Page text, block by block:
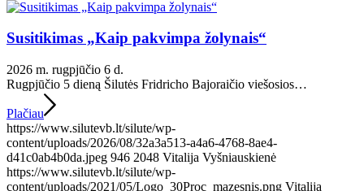
Susitikimas „Kaip pakvimpa žolynais“
2026 m. rugpjūčio 6 d.
Rugpjūčio 5 dieną Šilutės Fridricho Bajoraičio viešosios…
Plačiau
https://www.silutevb.lt/silute/wp-
content/uploads/2026/08/32a3a513-a4a6-4768-8ae4-
d41c0ab4b0da.jpeg 946 2048 Vitalija Vyšniauskienė
https://www.silutevb.lt/silute/wp-
content/uploads/2021/05/Logo_30Proc_mazesnis.png Vitalija